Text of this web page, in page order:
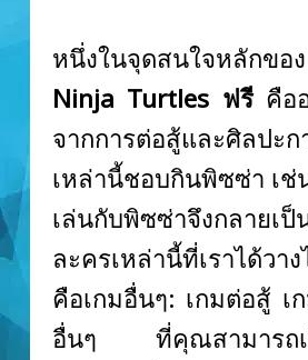
หนึ่งในจุดสนใจหลักขอ
Ninja Turtles ฟรีคืออ
จากการต่อสู้และศิลป
เหล่านี้ชอบกินพิซซ่า เช่
เล่นกับพิซซ่าจึงกลายเ
ละครเหล่านี้ที่เราได้ว
คือเกมอื่นๆ: เกมต่อสู้ เ
อื่นๆ ที่คุณสามารถเริ่